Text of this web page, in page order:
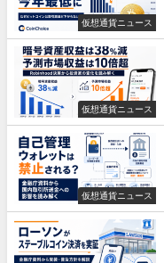
仮想通貨ニュース
仮想通貨ニュース
仮想通貨ニュース